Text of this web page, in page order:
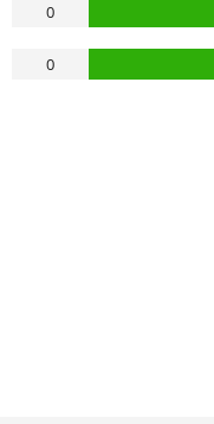
0
0